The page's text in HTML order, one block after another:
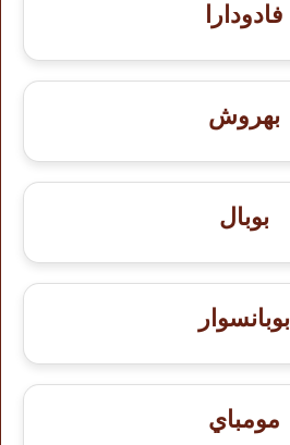
فادودارا
بهروش
بوبال
بوبانسوار
مومباي